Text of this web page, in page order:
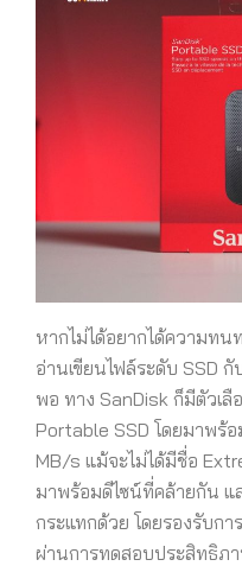
หากไม่ได้อยากได้ความท
อ่านเขียนไฟล์ระดับ SSD
พอ ทาง SanDisk ก็มีตัวเ
Portable SSD โดยมาพร้
MB/s แม้จะไม่ได้มีชื่อ
มาพร้อมดีไซน์ที่คล้ายกัน แ
กระแทกด้วย โดยรองรับก
ผ่านการทดสอบประสิทธิภ